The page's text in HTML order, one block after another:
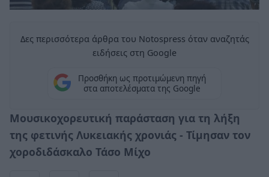
Δες περισσότερα άρθρα του Notospress όταν αναζητάς
ειδήσεις στη Google
Προσθήκη ως προτιμώμενη πηγή
στα αποτελέσματα της Google
Μουσικοχορευτική παράσταση για τη λήξη
της φετινής Λυκειακής χρονιάς - Τίμησαν τον
χοροδιδάσκαλο Τάσο Μίχο